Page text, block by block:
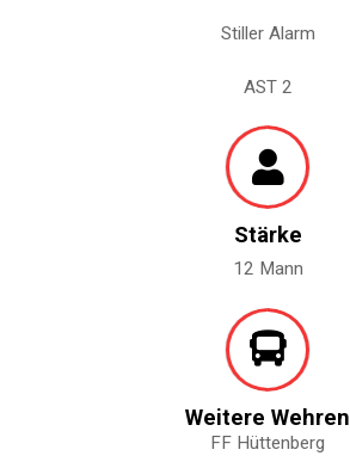
Stiller Alarm
AST 2
Stärke
12 Mann
Weitere Wehren
FF Hüttenberg